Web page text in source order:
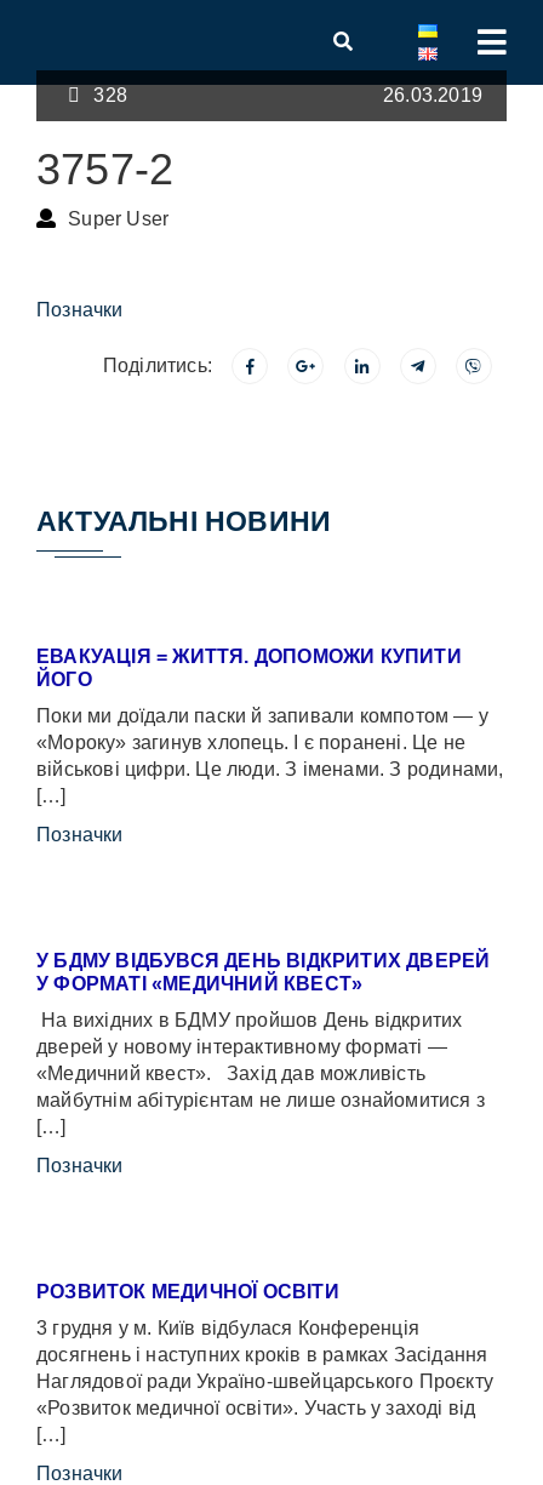
328 26.03.2019
3757-2
Super User
Позначки
Поділитись:
АКТУАЛЬНІ НОВИНИ
ЕВАКУАЦІЯ = ЖИТТЯ. ДОПОМОЖИ КУПИТИ
ЙОГО
Поки ми доїдали паски й запивали компотом — у
«Мороку» загинув хлопець. І є поранені. Це не
військові цифри. Це люди. З іменами. З родинами,
[…]
Позначки
У БДМУ ВІДБУВСЯ ДЕНЬ ВІДКРИТИХ ДВЕРЕЙ
У ФОРМАТІ «МЕДИЧНИЙ КВЕСТ»
На вихідних в БДМУ пройшов День відкритих
дверей у новому інтерактивному форматі —
«Медичний квест». Захід дав можливість
майбутнім абітурієнтам не лише ознайомитися з
[…]
Позначки
РОЗВИТОК МЕДИЧНОЇ ОСВІТИ
3 грудня у м. Київ відбулася Конференція
досягнень і наступних кроків в рамках Засідання
Наглядової ради Україно-швейцарського Проєкту
«Розвиток медичної освіти». Участь у заході від
[…]
Позначки